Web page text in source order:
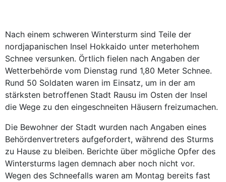
Nach einem schweren Wintersturm sind Teile der
nordjapanischen Insel Hokkaido unter meterhohem
Schnee versunken. Örtlich fielen nach Angaben der
Wetterbehörde vom Dienstag rund 1,80 Meter Schnee.
Rund 50 Soldaten waren im Einsatz, um in der am
stärksten betroffenen Stadt Rausu im Osten der Insel
die Wege zu den eingeschneiten Häusern freizumachen.
Die Bewohner der Stadt wurden nach Angaben eines
Behördenvertreters aufgefordert, während des Sturms
zu Hause zu bleiben. Berichte über mögliche Opfer des
Wintersturms lagen demnach aber noch nicht vor.
Wegen des Schneefalls waren am Montag bereits fast